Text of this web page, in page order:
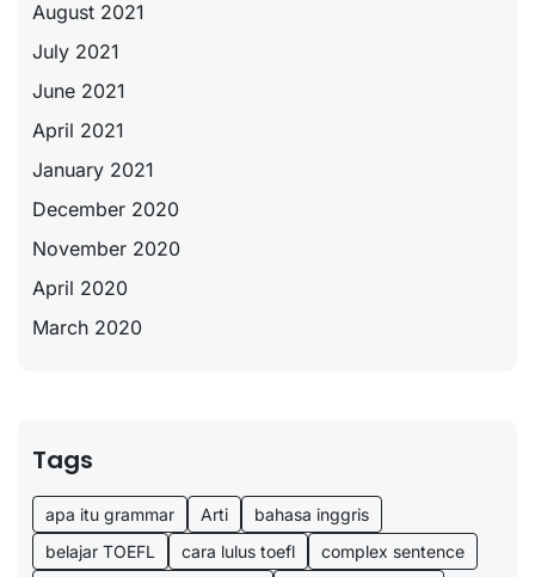
August 2021
July 2021
June 2021
April 2021
January 2021
December 2020
November 2020
April 2020
March 2020
Tags
apa itu grammar Arti
bahasa inggris
belajar TOEFL
cara lulus toefl
complex sentence